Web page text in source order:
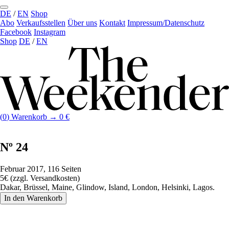
DE /EN Shop
Abo Verkaufs­stellen Über uns Kontakt Impressum/Datenschutz
Facebook Instagram
Shop DE /EN
(0) Warenkorb → 0 €
Nº 24
Februar 2017, 116 Seiten
5€ (zzgl. Versandkosten)
Dakar, Brüssel, Maine, Glindow, Island, London, Helsinki, Lagos.
In den Warenkorb